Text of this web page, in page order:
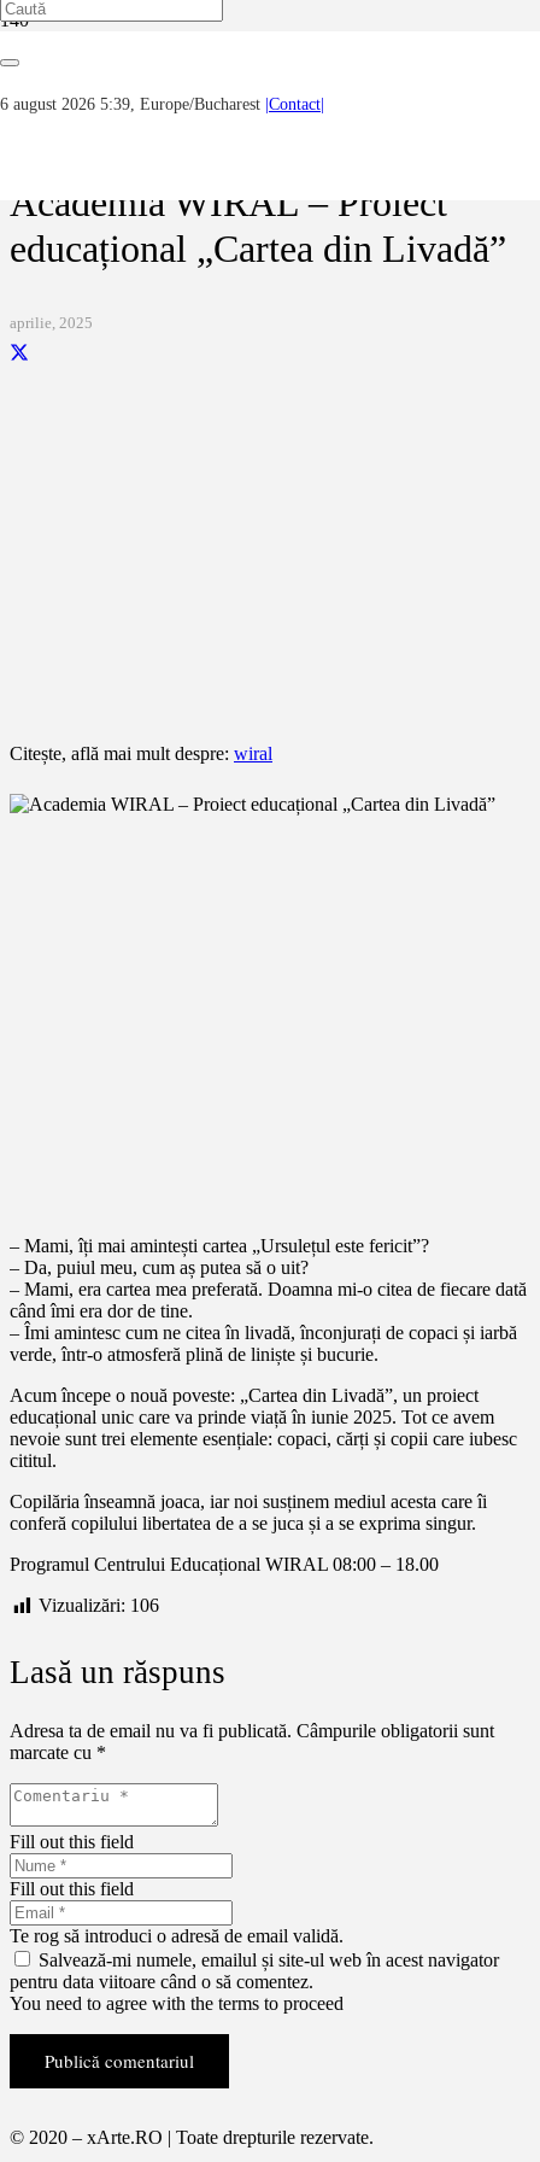
6 august 2026 5:39, Europe/Bucharest |Contact|
Noutăți, evenimente, știri...
Academia WIRAL – Proiect
educațional „Cartea din Livadă”
aprilie, 2025
Citește, află mai mult despre: wiral
– Mami, îți mai amintești cartea „Ursulețul este fericit”?
– Da, puiul meu, cum aș putea să o uit?
– Mami, era cartea mea preferată. Doamna mi-o citea de fiecare dată
când îmi era dor de tine.
– Îmi amintesc cum ne citea în livadă, înconjurați de copaci și iarbă
verde, într-o atmosferă plină de liniște și bucurie.
Acum începe o nouă poveste: „Cartea din Livadă”, un proiect
educațional unic care va prinde viață în iunie 2025. Tot ce avem
nevoie sunt trei elemente esențiale: copaci, cărți și copii care iubesc
cititul.
Copilăria înseamnă joaca, iar noi susținem mediul acesta care îi
conferă copilului libertatea de a se juca și a se exprima singur.
Programul Centrului Educațional WIRAL 08:00 – 18.00
Vizualizări: 106
Lasă un răspuns
Adresa ta de email nu va fi publicată. Câmpurile obligatorii sunt
marcate cu *
Fill out this field
Fill out this field
Te rog să introduci o adresă de email validă.
Salvează-mi numele, emailul și site-ul web în acest navigator
pentru data viitoare când o să comentez.
You need to agree with the terms to proceed
Publică comentariul
© 2020 – xArte.RO | Toate drepturile rezervate.